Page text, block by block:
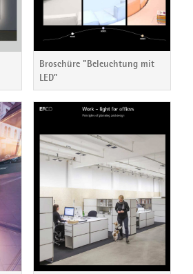
Broschüre "Beleuchtung mit
LED”